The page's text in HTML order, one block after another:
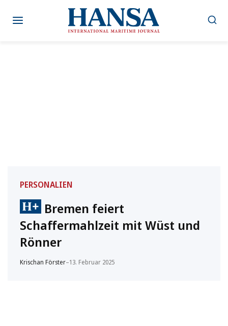
Inhalt
PERSONALIEN
Bremen feiert
Schaffermahlzeit mit Wüst und
Rönner
Krischan Förster–13. Februar 2025